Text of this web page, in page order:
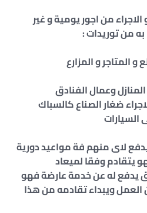
من اجور يومية و غير
من توريدات :
المتاجر و المزارع
وعمال الفنادق
ضغار الصناع كالسباك
السيارات
لاى منهم فة مواعيد دورية
يتقادم وفقا لميعاد
يدفع له عن خدمة عارضة فهو
ويبداء تقادمه من هذا